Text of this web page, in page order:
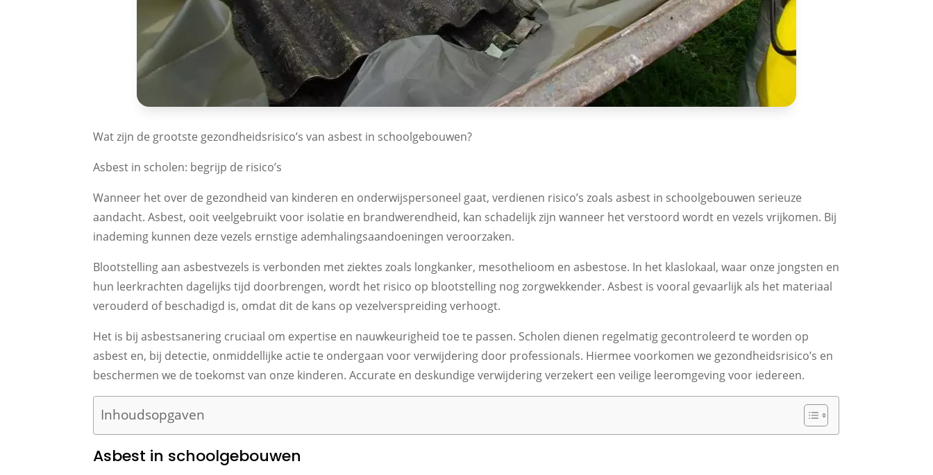
Wat zijn de grootste gezondheidsrisico’s van asbest in schoolgebouwen?
Asbest in scholen: begrijp de risico’s
Wanneer het over de gezondheid van kinderen en onderwijspersoneel gaat, verdienen risico’s zoals asbest in schoolgebouwen serieuze
aandacht. Asbest, ooit veelgebruikt voor isolatie en brandwerendheid, kan schadelijk zijn wanneer het verstoord wordt en vezels vrijkomen. Bij
inademing kunnen deze vezels ernstige ademhalingsaandoeningen veroorzaken.
Blootstelling aan asbestvezels is verbonden met ziektes zoals longkanker, mesothelioom en asbestose. In het klaslokaal, waar onze jongsten en
hun leerkrachten dagelijks tijd doorbrengen, wordt het risico op blootstelling nog zorgwekkender. Asbest is vooral gevaarlijk als het materiaal
verouderd of beschadigd is, omdat dit de kans op vezelverspreiding verhoogt.
Het is bij asbestsanering cruciaal om expertise en nauwkeurigheid toe te passen. Scholen dienen regelmatig gecontroleerd te worden op
asbest en, bij detectie, onmiddellijke actie te ondergaan voor verwijdering door professionals. Hiermee voorkomen we gezondheidsrisico’s en
beschermen we de toekomst van onze kinderen. Accurate en deskundige verwijdering verzekert een veilige leeromgeving voor iedereen.
Inhoudsopgaven
Asbest in schoolgebouwen